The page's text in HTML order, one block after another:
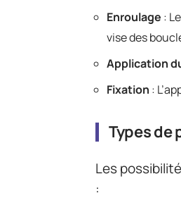
Enroulage :
vise des
Application
Fixation :
Types de
Les
: